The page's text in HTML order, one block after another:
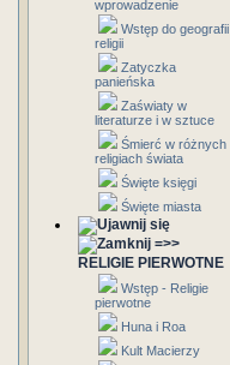
wprowadzenie
Wstęp do geografii
religii
Zatyczka
panieńska
Zaświaty w
literaturze i w sztuce
Śmierć w różnych
religiach świata
Święte księgi
Święte miasta
=>>
RELIGIE PIERWOTNE
Wstęp - Religie
pierwotne
Huna i Roa
Kult Macierzy